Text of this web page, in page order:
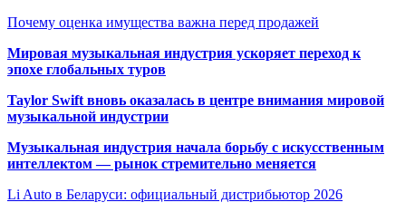
Почему оценка имущества важна перед продажей
Мировая музыкальная индустрия ускоряет переход к
эпохе глобальных туров
Taylor Swift вновь оказалась в центре внимания мировой
музыкальной индустрии
Музыкальная индустрия начала борьбу с искусственным
интеллектом — рынок стремительно меняется
Li Auto в Беларуси: официальный дистрибьютор 2026